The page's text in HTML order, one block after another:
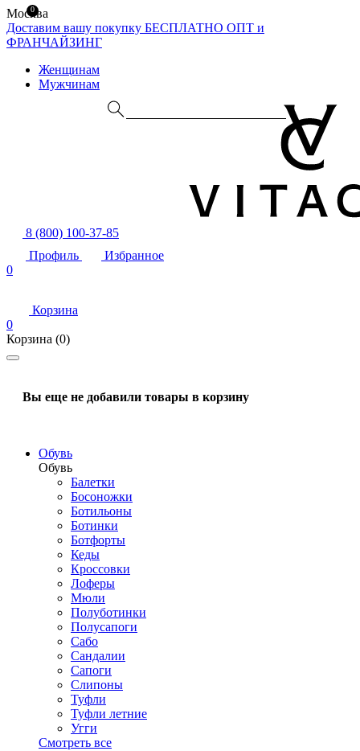
Москва
Доставим вашу покупку БЕСПЛАТНО ОПТ и
ФРАНЧАЙЗИНГ
Женщинам
Мужчинам
8 (800) 100-37-85
Профиль
Избранное
0
Корзина
0
Корзина (0)
Вы еще не добавили товары в корзину
Обувь
Обувь
Балетки
Босоножки
Ботильоны
Ботинки
Ботфорты
Кеды
Кроссовки
Лоферы
Мюли
Полуботинки
Полусапоги
Сабо
Сандалии
Сапоги
Слипоны
Туфли
Туфли летние
Угги
Смотреть все
0